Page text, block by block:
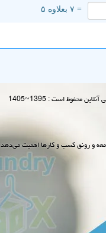
= ۷ بعلاوه ۵
و رونق کسب و کارها اهمیت می‌دهد